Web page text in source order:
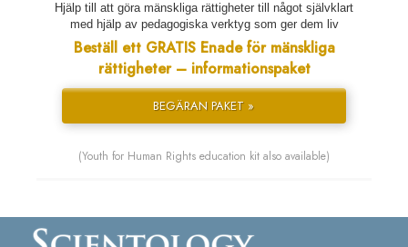
Hjälp till att göra mänskliga rättigheter till något självklart
med hjälp av pedagogiska verktyg som ger dem liv
Beställ ett GRATIS Enade för mänskliga
rättigheter – informationspaket
BEGÄRAN PAKET »
(Youth for Human Rights education kit also available)